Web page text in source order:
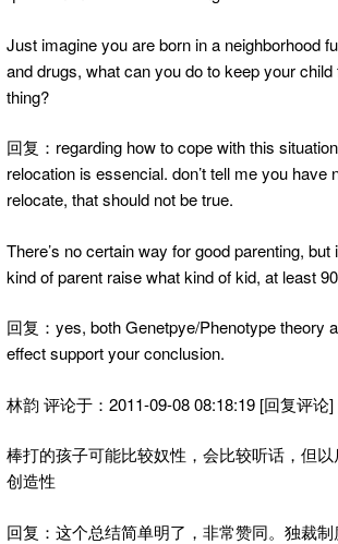
Just imagine you are born in a neighborhood
and drugs, what can you do to keep your
thing?
回复：regarding how to cope with this
relocation is essencial. don’t tell me you have
relocate, that should not be true.
There’s no certain way for good parenting,
kind of parent raise what kind of kid, at least
回复：yes, both Genetpye/Phenotype theory
effect support your conclusion.
林韵 评论于：2011-09-08 08:18:19 [回复评论
棒打的孩子可能比较奴性，会比较听话，但
创造性
回复：这个总结简单明了，非常赞同。独裁